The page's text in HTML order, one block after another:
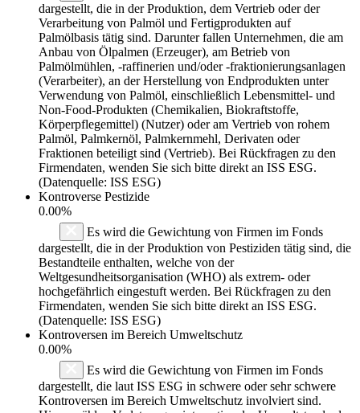
dargestellt, die in der Produktion, dem Vertrieb oder der
Verarbeitung von Palmöl und Fertigprodukten auf
Palmölbasis tätig sind. Darunter fallen Unternehmen, die am
Anbau von Ölpalmen (Erzeuger), am Betrieb von
Palmölmühlen, -raffinerien und/oder -fraktionierungsanlagen
(Verarbeiter), an der Herstellung von Endprodukten unter
Verwendung von Palmöl, einschließlich Lebensmittel- und
Non-Food-Produkten (Chemikalien, Biokraftstoffe,
Körperpflegemittel) (Nutzer) oder am Vertrieb von rohem
Palmöl, Palmkernöl, Palmkernmehl, Derivaten oder
Fraktionen beteiligt sind (Vertrieb). Bei Rückfragen zu den
Firmendaten, wenden Sie sich bitte direkt an ISS ESG.
(Datenquelle: ISS ESG)
Kontroverse Pestizide
0.00%
Es wird die Gewichtung von Firmen im Fonds
dargestellt, die in der Produktion von Pestiziden tätig sind, die
Bestandteile enthalten, welche von der
Weltgesundheitsorganisation (WHO) als extrem- oder
hochgefährlich eingestuft werden. Bei Rückfragen zu den
Firmendaten, wenden Sie sich bitte direkt an ISS ESG.
(Datenquelle: ISS ESG)
Kontroversen im Bereich Umweltschutz
0.00%
Es wird die Gewichtung von Firmen im Fonds
dargestellt, die laut ISS ESG in schwere oder sehr schwere
Kontroversen im Bereich Umweltschutz involviert sind.